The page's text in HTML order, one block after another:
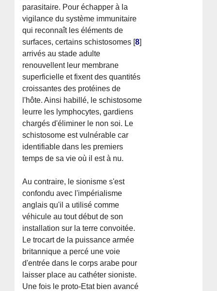
parasitaire. Pour échapper à la
vigilance du système immunitaire
qui reconnaît les éléments de
surfaces, certains schistosomes [8]
arrivés au stade adulte
renouvellent leur membrane
superficielle et fixent des quantités
croissantes des protéines de
l'hôte. Ainsi habillé, le schistosome
leurre les lymphocytes, gardiens
chargés d'éliminer le non soi. Le
schistosome est vulnérable car
identifiable dans les premiers
temps de sa vie où il est à nu.
Au contraire, le sionisme s'est
confondu avec l'impérialisme
anglais qu'il a utilisé comme
véhicule au tout début de son
installation sur la terre convoitée.
Le trocart de la puissance armée
britannique a percé une voie
d'entrée dans le corps arabe pour
laisser place au cathéter sioniste.
Une fois le proto-Etat bien avancé